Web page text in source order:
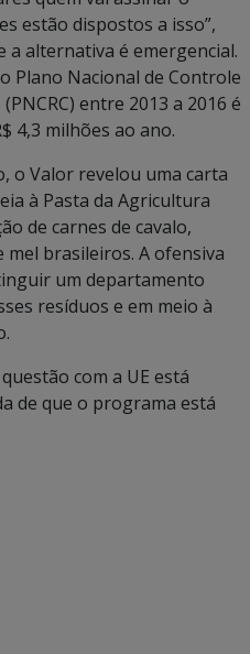
estão dispostos a isso”,
a alternativa é emergencial.
Plano Nacional de Controle
entre 2013 a 2016 é
4,3 milhões ao ano.
o Valor revelou uma carta
à Pasta da Agricultura
de carnes de cavalo,
mel brasileiros. A ofensiva
um departamento
resíduos e em meio à
com a UE está
de que o programa está